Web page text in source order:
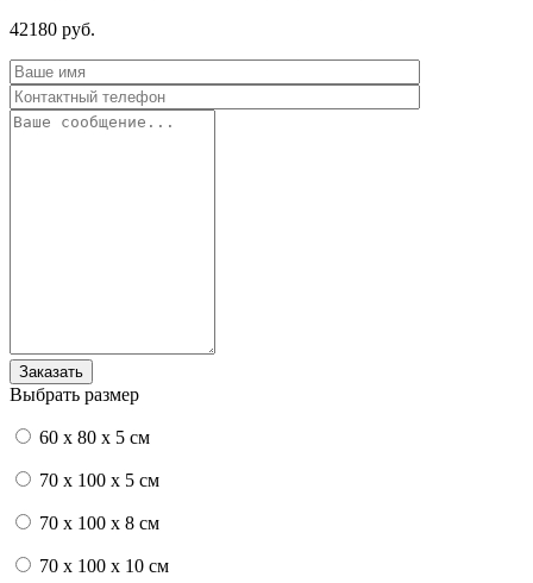
42180 руб.
Выбрать размер
60 x 80 x 5 см
70 x 100 x 5 см
70 x 100 x 8 см
70 x 100 x 10 см